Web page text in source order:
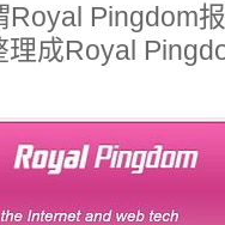
Pingdom
成Royal